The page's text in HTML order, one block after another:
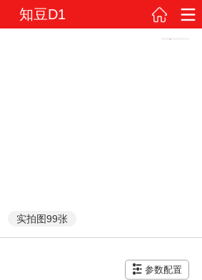
知豆D1
实拍图99张
参数配置